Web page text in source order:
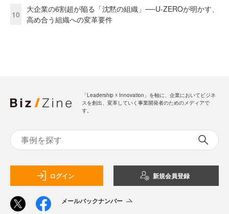
10
大企業の6割超が陥る「沈黙の組織」──U-ZEROが明かす、
高め合う組織への変革要件
「Leadership ☓ Innovation」を軸に、企業においてビジネ
スを創出、変革していく事業開発者のためのメディアで
す。
ログイン 新規会員登録
メールバックナンバー